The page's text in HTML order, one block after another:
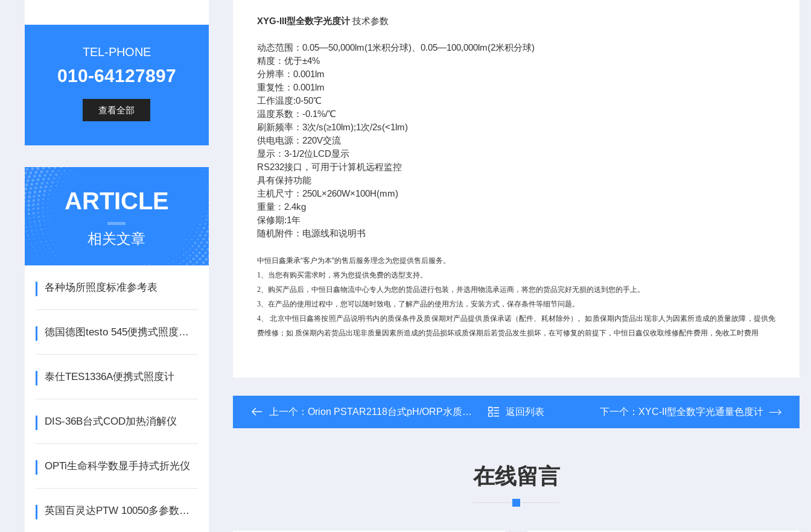
TEL-PHONE
010-64127897
查看全部
ARTICLE
相关文章
各种场所照度标准参考表
德国德图testo 545便携式照度计主要配置和功能
泰仕TES1336A便携式照度计
DIS-36B台式COD加热消解仪
OPTi生命科学数显手持式折光仪
英国百灵达PTW 10050多参数水质分析仪套装
XYG-III型全数字光度计技术参数
动态范围：0.05—50,000lm(1米积分球)、0.05—100,000lm(2米积分球)
精度：优于±4%
分辨率：0.001lm
重复性：0.001lm
工作温度:0-50℃
温度系数：-0.1%/℃
刷新频率：3次/s(≥10lm);1次/2s(<1lm)
供电电源：220V交流
显示：3-1/2位LCD显示
RS232接口，可用于计算机远程监控
具有保持功能
主机尺寸：250L×260W×100H(mm)
重量：2.4kg
保修期:1年
随机附件：电源线和说明书
中恒日鑫秉承“客户为本"的售后服务理念为您提供售后服务。
1、当您有购买需求时，将为您提供免费的选型支持。
2、购买产品后，中恒日鑫物流中心专人为您的货品进行包装，并选用物流承运商，将您的货品完好无损的送到您的手上。
3、在产品的使用过程中，您可以随时致电，了解产品的使用方法，安装方式，保存条件等细节问题。
4、 北京中恒日鑫将按照产品说明书内的质保条件及质保期对产品提供质保承诺（配件、耗材除外）。如质保期内货品出现非人为因素所造成的质量故障，提供免
费维修；如 质保期内若货品出现非质量因素所造成的货品损坏或质保期后若货品发生损坏，在可修复的前提下，中恒日鑫仅收取维修配件费用，免收工时费用
上一个： Orion PSTAR2118台式pH/ORP水质测量仪 返回列表 下一个： XYC-II型全数字光通量色度计
在线留言